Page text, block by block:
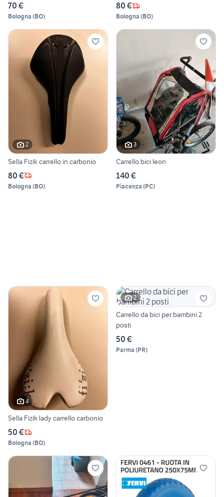
70 €
Bologna (BO)
80 €
Bologna (BO)
2
Sella Fizik carrello in carbonio
80 €
Bologna (BO)
3
Carrello bici leon
140 €
Piacenza (PC)
4
Sella Fizik lady carrello carbonio
50 €
Bologna (BO)
2
Carrello da bici per bambini 2
posti
50 €
Parma (PR)